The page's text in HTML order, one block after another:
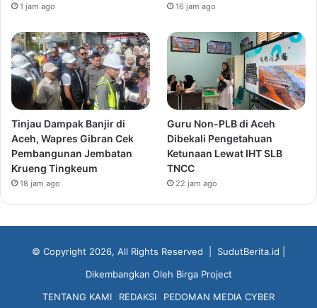
1 jam ago 16 jam ago
Tinjau Dampak Banjir di
Aceh, Wapres Gibran Cek
Pembangunan Jembatan
Krueng Tingkeum
18 jam ago
Guru Non-PLB di Aceh
Dibekali Pengetahuan
Ketunaan Lewat IHT SLB
TNCC
22 jam ago
© Copyright 2026, All Rights Reserved | SudutBerita.id
Dikembangkan Oleh Birga Project
TENTANG KAMI
REDAKSI PEDOMAN MEDIA CYBER